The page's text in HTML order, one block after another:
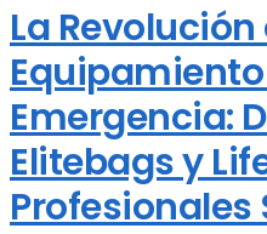
La Revolución
Emergencia:
Elitebags y